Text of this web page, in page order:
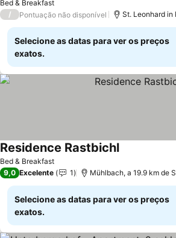
Bed & Breakfast
/ Pontuação não disponível
Selecione as datas para ver os preços
exatos.
Bed & Breakfast
Residence Rastbichl
9,0 Excelente 1 Mühlbach, a 19.9 km de
Selecione as datas para ver os preços
exatos.